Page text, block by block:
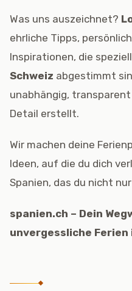
Was uns auszeichnet?
ehrliche Tipps,
Inspirationen, die
Schweiz abgestimmt
unabhängig,
Detail erstellt.
Wir machen deine
Ideen, auf die du dich
Spanien, das du nicht
spanien.ch – Dein
unvergessliche Ferien